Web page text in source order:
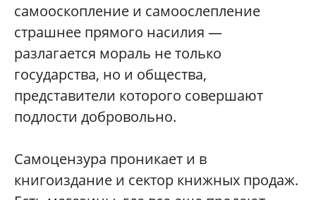
самооскопление и самоослепление
страшнее прямого насилия —
разлагается мораль не только
государства, но и общества,
представители которого совершают
подлости добровольно.
Самоцензура проникает и в
книгоиздание и сектор книжных продаж.